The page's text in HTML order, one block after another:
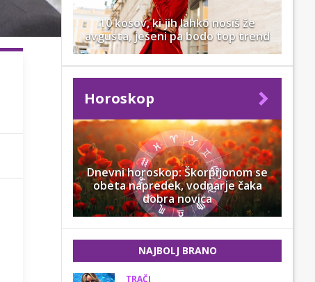
10 kosov, ki jih lahko nosiš že
avgusta, jeseni pa bodo top trend
Horoskop
Dnevni horoskop: Škorpijonom se
obeta napredek, vodnarje čaka
dobra novica
NAJBOLJ BRANO
TRAČI